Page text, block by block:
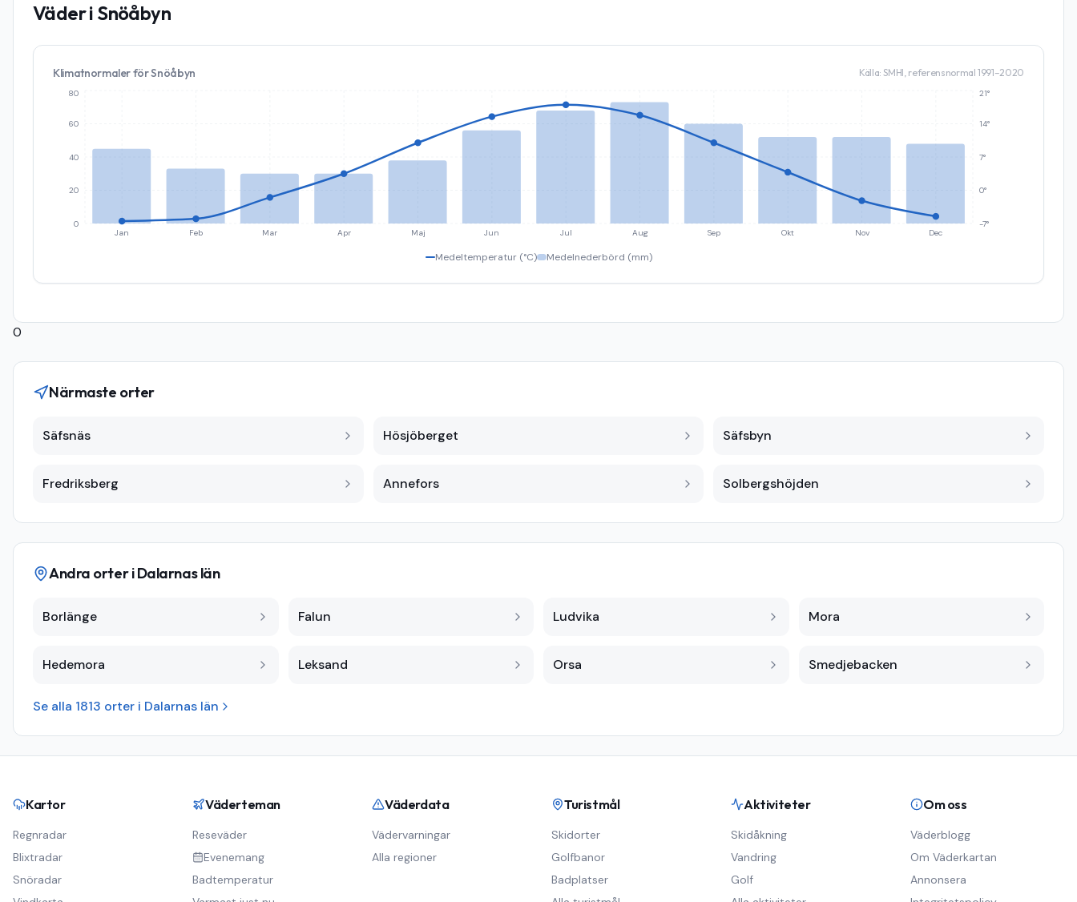
Väder i Snöåbyn
Klimatnormaler förSnöåbyn Källa: SMHI, referensnormal 1991–2020
Jan Feb Mar Apr Maj Jun Jul Aug Sep Okt Nov Dec
0
20
40
60
80
-7°
0°
7°
14°
21°
Medeltemperatur (°C) Medelnederbörd (mm)
0
Närmaste orter
Säfsnäs Hösjöberget Säfsbyn
Fredriksberg Annefors Solbergshöjden
Andra orter iDalarnas län
Borlänge Falun Ludvika Mora
Hedemora Leksand Orsa Smedjebacken
Se alla 1813 orter i Dalarnas län
Kartor
Regnradar
Blixtradar
Snöradar
Väderteman
Reseväder
Evenemang
Badtemperatur
Väderdata
Vädervarningar
Alla regioner
Turistmål
Skidorter
Golfbanor
Badplatser
Aktiviteter
Skidåkning
Vandring
Golf
Om oss
Väderblogg
Om Väderkartan
Annonsera